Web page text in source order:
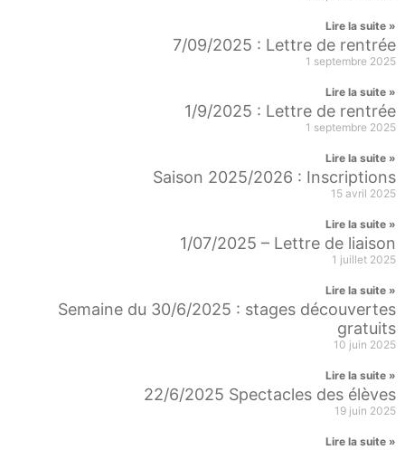
Lire la suite »
7/09/2025 : Lettre de rentrée
1 septembre 2025
Lire la suite »
1/9/2025 : Lettre de rentrée
1 septembre 2025
Lire la suite »
Saison 2025/2026 : Inscriptions
15 avril 2025
Lire la suite »
1/07/2025 – Lettre de liaison
1 juillet 2025
Lire la suite »
Semaine du 30/6/2025 : stages découvertes
gratuits
10 juin 2025
Lire la suite »
22/6/2025 Spectacles des élèves
19 juin 2025
Lire la suite »